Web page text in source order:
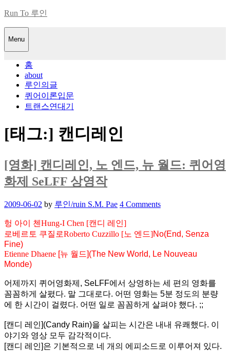
Skip
content
Run To 루인
Menu
홈
about
루인의글
퀴어이론입문
트랜스연대기
[태그:] 캔디레인
[영화] 캔디레인, 노 엔드, 뉴 월드: 퀴어영
화제 SeLFF 상영작
Posted
2009-06-02 by 루인/ruin S.M. Pae 4 Comments
헝 아이 첸Hung-I Chen [캔디 레인]
로베르토 쿠질로Roberto Cuzzillo [노 엔드]No(End, Senza
Fine)
Etienne Dhaene [뉴 월드](The New World, Le Nouveau
Monde)
어제까지 퀴어영화제, SeLFF에서 상영하는 세 편의 영화를
꼼꼼하게 살폈다. 말 그대로다. 어떤 영화는 5분 정도의 분량
에 한 시간이 걸렸다. 어떤 일로 꼼꼼하게 살펴야 했다. ;;
[캔디 레인](Candy Rain)을 살피는 시간은 내내 유쾌했다. 이
야기와 영상 모두 감각적이다.
[캔디 레인]은 기본적으로 네 개의 에피소드로 이루어져 있다.